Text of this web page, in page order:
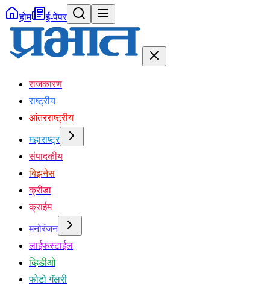
होम ई-पेपर
राजकारण
राष्ट्रीय
आंतरराष्ट्रीय
महाराष्ट्र
संपादकीय
बिझनेस
क्रीडा
क्राईम
मनोरंजन
लाईफस्टाईल
व्हिडीओ
फोटो गॅलरी